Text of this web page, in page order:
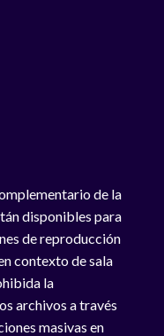
de la
disponibles para
de reproducción
contexto de sala
la
archivos a través
masivas en